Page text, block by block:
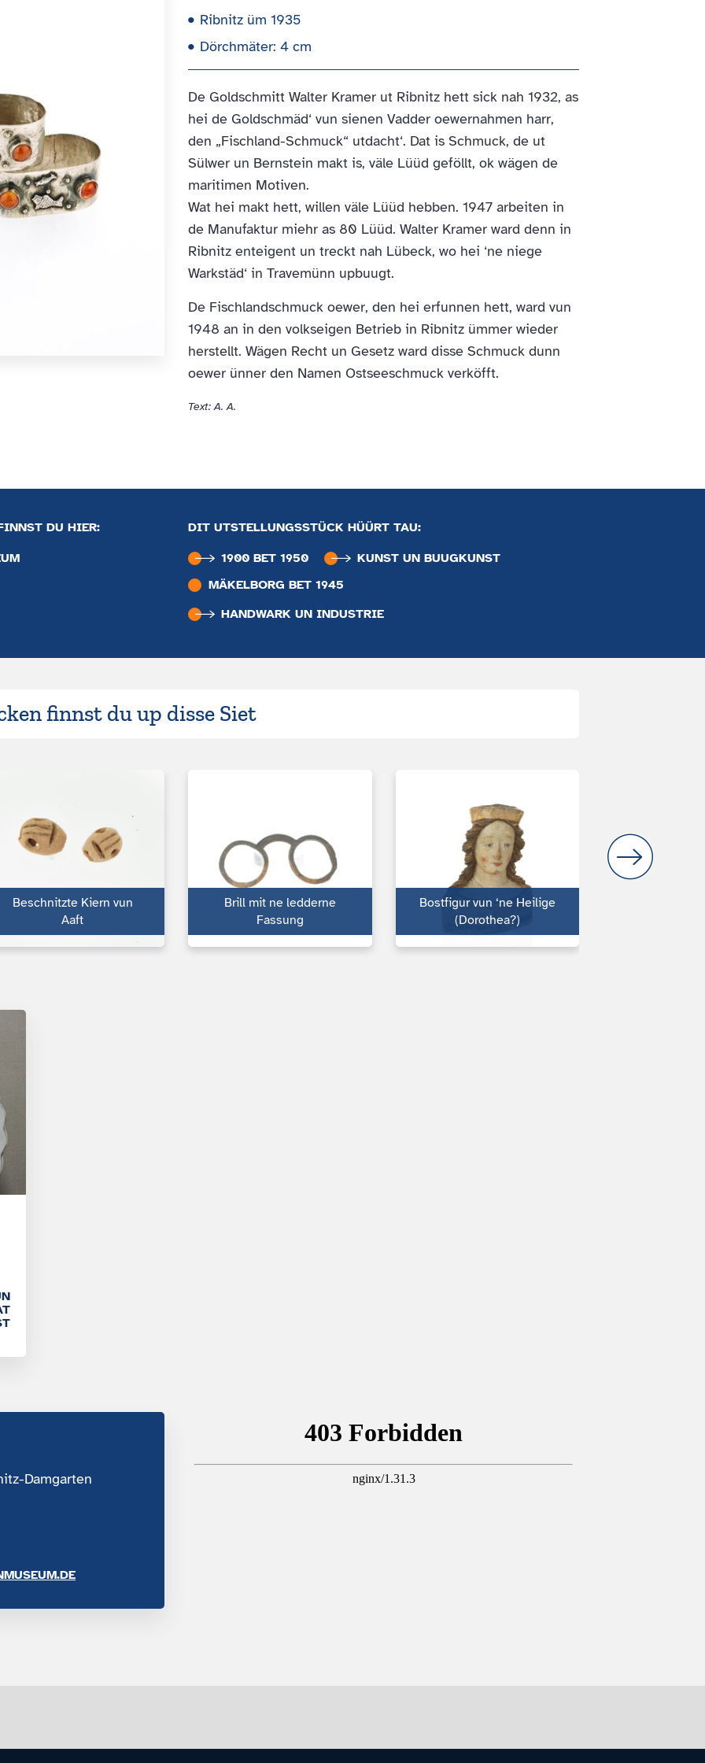
Ribnitz üm 1935
Dörchmäter: 4 cm
De Goldschmitt Walter Kramer ut Ribnitz hett sick nah 1932, as
hei de Goldschmäd‘ vun sienen Vadder oewernahmen harr,
den „Fischland-Schmuck“ utdacht‘. Dat is Schmuck, de ut
Sülwer un Bernstein makt is, väle Lüüd geföllt, ok wägen de
maritimen Motiven.
Wat hei makt hett, willen väle Lüüd hebben. 1947 arbeiten in
de Manufaktur miehr as 80 Lüüd. Walter Kramer ward denn in
Ribnitz enteigent un treckt nah Lübeck, wo hei ‘ne niege
Warkstäd‘ in Travemünn upbuugt.
De Fischlandschmuck oewer, den hei erfunnen hett, ward vun
1948 an in den volkseigen Betrieb in Ribnitz ümmer wieder
herstellt. Wägen Recht un Gesetz ward disse Schmuck dunn
oewer ünner den Namen Ostseeschmuck verköfft.
Text: A. A.
DU HIER:
DIT UTSTELLUNGSSTÜCK HÜÜRT TAU:
1900 BET 1950
KUNST UN BUUGKUNST
MÄKELBORG BET 1945
HANDWARK UN INDUSTRIE
finnst du up disse Siet
Beschnitzte Kiern vun
Aaft
Brill mit ne ledderne
Fassung
Bostfigur vun ‘ne Heilige
(Dorothea?)
Damgarten